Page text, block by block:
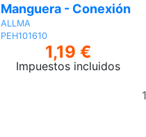
Manguera - Conexión
ALLMA
PEH101610
1,19 €
Impuestos incluidos